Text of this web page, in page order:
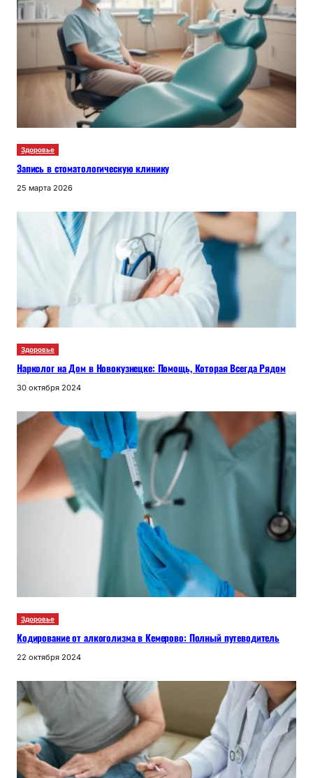
Здоровье
Запись в стоматологическую клинику
25 марта 2026
Здоровье
Нарколог на Дом в Новокузнецке: Помощь, Которая Всегда Рядом
30 октября 2024
Здоровье
Кодирование от алкоголизма в Кемерово: Полный путеводитель
22 октября 2024